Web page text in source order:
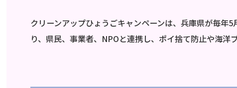
クリーンアップひょうごキャンペーンは、兵庫県が毎年
り、県民、事業者、NPOと連携し、ポイ捨て防止や海洋